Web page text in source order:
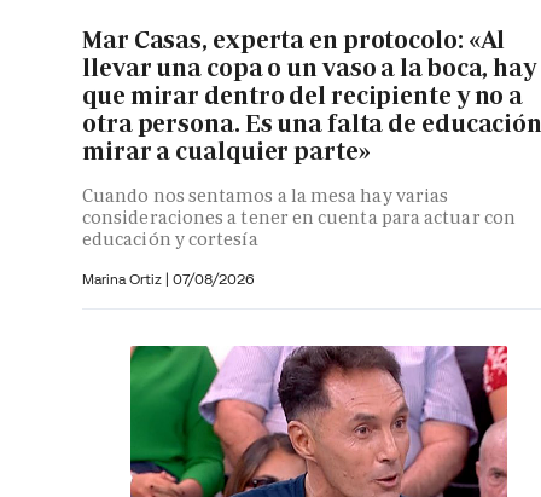
Mar Casas, experta en protocolo: «Al
llevar una copa o un vaso a la boca, hay
que mirar dentro del recipiente y no a
otra persona. Es una falta de
mirar a cualquier parte»
Cuando nos sentamos a la mesa hay varias
consideraciones a tener en cuenta para actuar con
educación y cortesía
Marina Ortiz | 07/08/2026